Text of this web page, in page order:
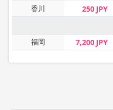
香川
250 JPY
福岡
7,200 JPY